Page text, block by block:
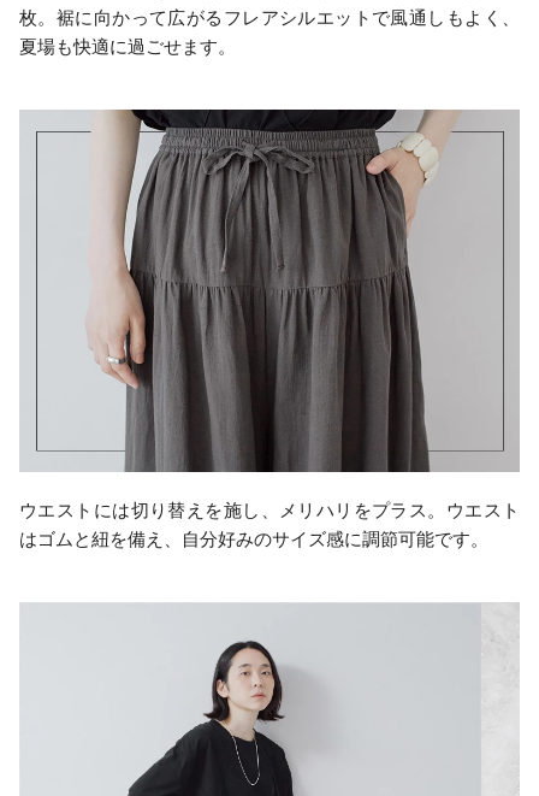
枚。裾に向かって広がるフレアシルエットで風通しもよく、
夏場も快適に過ごせます。
ウエストには切り替えを施し、メリハリをプラス。ウエスト
はゴムと紐を備え、自分好みのサイズ感に調節可能です。